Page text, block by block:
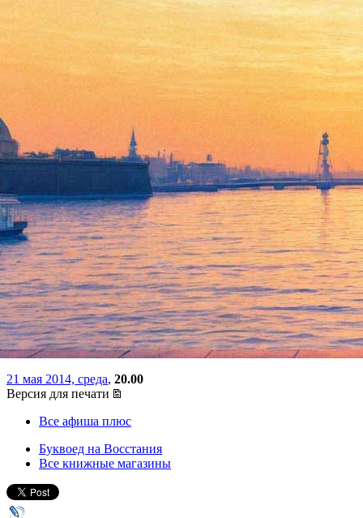
Исполнительница
медитативной музыки Дэва
Премал встретится с
поклонниками в "Буквоеде"
21 мая 2014, среда, 20.00
Версия для печати
Все афиша плюс
Буквоед на Восстания
Все книжные магазины